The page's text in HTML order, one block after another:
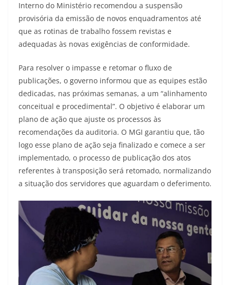
Interno do Ministério recomendou a suspensão
provisória da emissão de novos enquadramentos até
que as rotinas de trabalho fossem revistas e
adequadas às novas exigências de conformidade.
Para resolver o impasse e retomar o fluxo de
publicações, o governo informou que as equipes estão
dedicadas, nas próximas semanas, a um “alinhamento
conceitual e procedimental”. O objetivo é elaborar um
plano de ação que ajuste os processos às
recomendações da auditoria. O MGI garantiu que, tão
logo esse plano de ação seja finalizado e comece a ser
implementado, o processo de publicação dos atos
referentes à transposição será retomado, normalizando
a situação dos servidores que aguardam o deferimento.